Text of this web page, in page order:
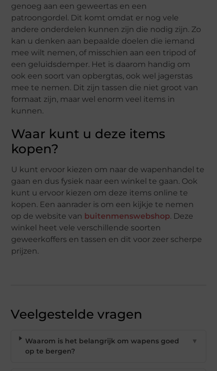
genoeg aan een geweertas en een
patroongordel. Dit komt omdat er nog vele
andere onderdelen kunnen zijn die nodig zijn. Zo
kan u denken aan bepaalde doelen die iemand
mee wilt nemen, of misschien aan een tripod of
een geluidsdemper. Het is daarom handig om
ook een soort van opbergtas, ook wel jagerstas
mee te nemen. Dit zijn tassen die niet groot van
formaat zijn, maar wel enorm veel items in
kunnen.
Waar kunt u deze items
kopen?
U kunt ervoor kiezen om naar de wapenhandel te
gaan en dus fysiek naar een winkel te gaan. Ook
kunt u ervoor kiezen om deze items online te
kopen. Een aanrader is om een kijkje te nemen
op de website van buitenmenswebshop. Deze
winkel heet vele verschillende soorten
geweerkoffers en tassen en dit voor zeer scherpe
prijzen.
Veelgestelde vragen
Waarom is het belangrijk om wapens goed
op te bergen?
▼